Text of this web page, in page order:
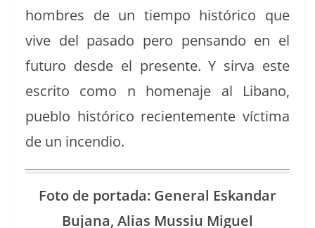
hom­bres de un tiem­po históri­co que
vive del pasa­do pero pen­san­do en el
futuro des­de el pre­sente. Y sir­va este
escrito como n hom­e­na­je al Libano,
pueblo históri­co recien­te­mente víc­ti­ma
de un incendio.
Foto de por­ta­da: Gen­er­al Eskan­dar
Bujana, Alias Mus­siu Miguel